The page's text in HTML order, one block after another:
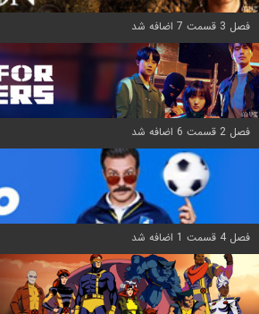
فصل 3 قسمت 7 اضافه شد
فصل 2 قسمت 6 اضافه شد
فصل 4 قسمت 1 اضافه شد